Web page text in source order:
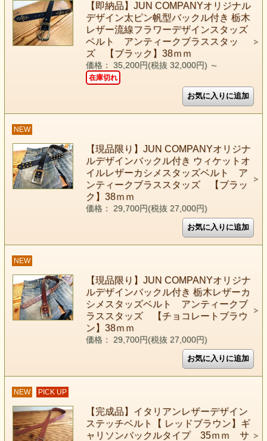
【即納品】JUN COMPANYオリジナル
デザイン太ピン帆型バックル付き 栃木
レザー流線フラワーデザインスタッズ
ベルト アンティークブラススタッ
ズ 【ブラック】38ｍｍ
価格： 35,200円(税抜 32,000円) ～
在庫切れ
NEW
【現品限り】JUN COMPANYオリジナ
ルデザインバックル付き ウィケットオ
イルレザーカシメスタッズベルト ア
ンティークブラススタッズ 【ブラッ
ク】38ｍｍ
価格： 29,700円(税抜 27,000円)
NEW
【現品限り】JUN COMPANYオリジナ
ルデザインバックル付き 栃木レザーカ
シメスタッズベルト アンティークブ
ラススタッズ 【チョコレートブラウ
ン】38ｍｍ
価格： 29,700円(税抜 27,000円)
NEW PICK UP
【完成品】イタリアンレザーデザイン
ステッチベルト【 レッドブラウン】ギ
ャリソンバックルタイプ 35ｍｍ サ